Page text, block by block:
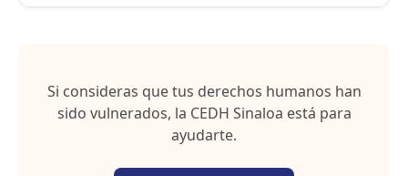
Si consideras que tus derechos humanos han
sido vulnerados, la CEDH Sinaloa está para
ayudarte.